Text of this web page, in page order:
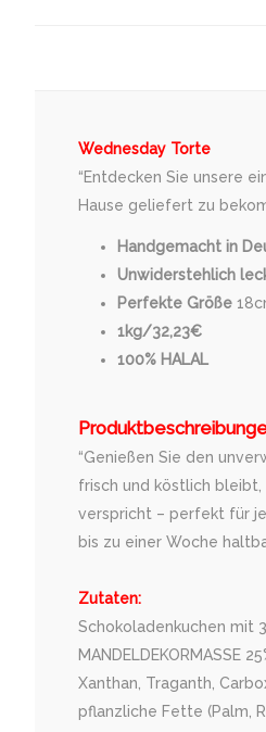
Wednesday Torte
“Entdecken Sie unsere
Hause geliefert zu
Handgemacht in
Unwiderstehlich
Perfekte Größe
1kg/32,23€
100% HALAL
“Genießen Sie den
frisch und köstlich bleibt,
verspricht – perfekt für
bis zu einer Woche
Zutaten:
Schokoladenkuchen mit
MANDELDEKORMASSE
Xanthan, Traganth,
pflanzliche Fette (Palm,